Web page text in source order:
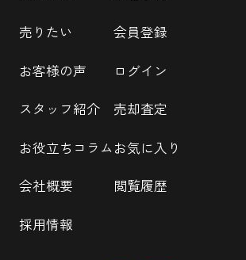
売りたい
お客様の声
スタッフ紹介
お役立ちコラム
会社概要
採用情報
会員登録
ログイン
売却査定
お気に入り
閲覧履歴